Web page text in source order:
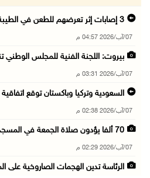
3 إصابات إثر تعرضهم للطعن في الطيبة داخل أراض ...
07/آب/2026 04:57 م
بيروت: اللجنة الفنية للمجلس الوطني
07/آب/2026 03:31 م
السعودية وتركيا وباكستان توقع
07/آب/2026 02:38 م
70 ألفا يؤدون صلاة الجمعة في المسجد الأقصى
07/آب/2026 02:29 م
الرئاسة تدين الهجمات الصاروخية على